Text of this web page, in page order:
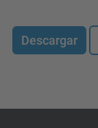
Descargar